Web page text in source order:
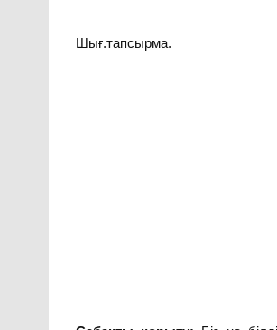
Шығ.тапсырма.